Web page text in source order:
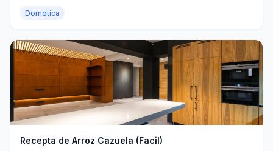
Domotica
Recepta de Arroz Cazuela (Facil)